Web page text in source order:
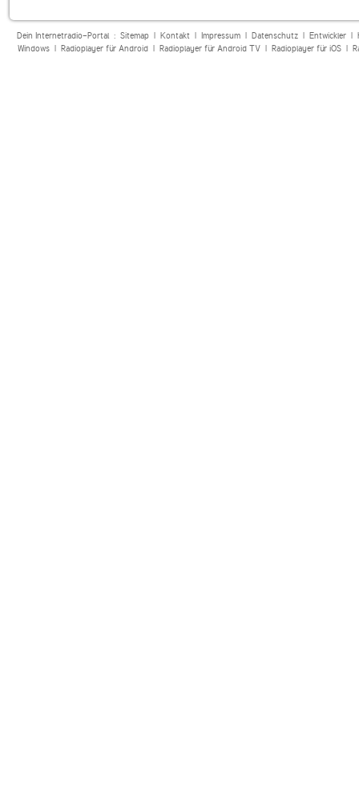
Dein Internetradio-Portal : Sitemap| Kontakt| Impressum| Datenschutz| Entwickler|
Windows| Radioplayer für Android| Radioplayer für Android TV| Radioplayer für iOS|